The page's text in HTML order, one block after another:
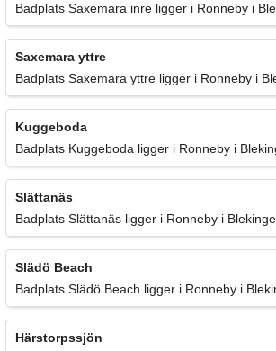
Badplats Saxemara inre ligger i Ronneby i
Saxemara yttre
Badplats Saxemara yttre ligger i Ronneby i
Kuggeboda
Badplats Kuggeboda ligger i Ronneby i
Slättanäs
Badplats Slättanäs ligger i Ronneby i Blekinge
Slädö Beach
Badplats Slädö Beach ligger i Ronneby i
Härstorpssjön